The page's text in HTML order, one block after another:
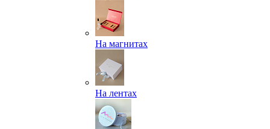
На магнитах
На лентах